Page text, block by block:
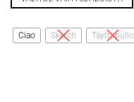
tuotteella
on
Ciao Sketch Täyttöpullo